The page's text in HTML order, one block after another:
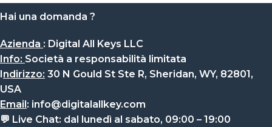
Hai una domanda ?
Azienda : Digital All Keys LLC
Info: Società a responsabilità limitata
Indirizzo: 30 N Gould St Ste R, Sheridan, WY, 82801,
USA
Email: info@digitalallkey.com
💬 Live Chat: dal lunedì al sabato, 09:00 – 19:00